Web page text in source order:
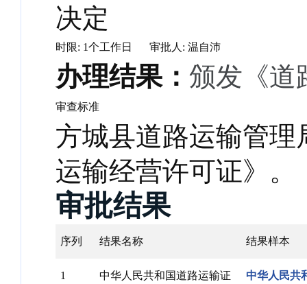
决定
时限: 1个工作日 审批人: 温自沛
办理结果： 颁发《道
审查标准
方城县道路运输管
运输经营许可证》。
审批结果
序列 结果名称 结果样本
1 中华人民共和国道路运输证 中华人民共